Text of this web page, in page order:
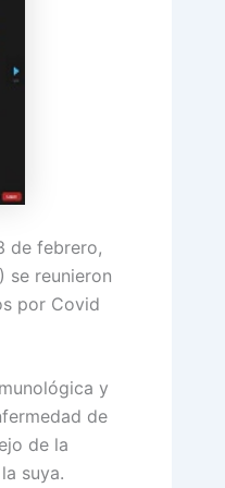
de febrero,
se reunieron
por Covid
y
de
de la
suya.